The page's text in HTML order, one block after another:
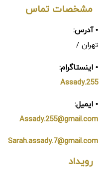
مشخصات تماس
• آدرس:
تهران /
• اینستاگرام:
Assady.255
• ایمیل:
Assady.255@gmail.com
Sarah.assady.7@gmail.com
رویداد